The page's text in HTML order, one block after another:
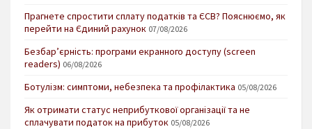
Прагнете спростити сплату податків та ЄСВ? Пояснюємо, як
перейти на Єдиний рахунок 07/08/2026
Безбар’єрність: програми екранного доступу (screen
readers) 06/08/2026
Ботулізм: симптоми, небезпека та профілактика 05/08/2026
Як отримати статус неприбуткової організації та не
сплачувати податок на прибуток 05/08/2026